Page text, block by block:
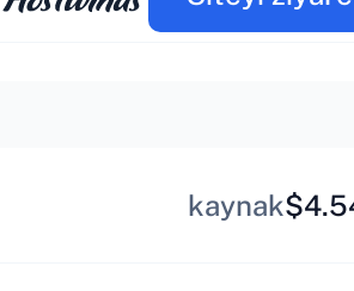
kaynak